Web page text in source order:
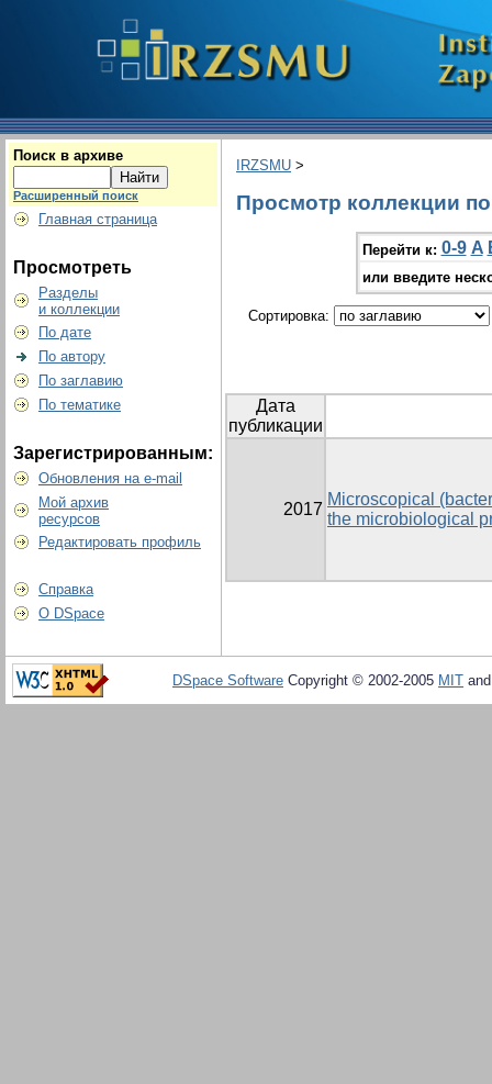
Поиск в архиве
Расширенный поиск
Главная страница
Просмотреть
Разделы
и коллекции
По дате
По автору
По заглавию
По тематике
Зарегистрированным:
Обновления на e-mail
Мой архив
ресурсов
Редактировать профиль
Справка
О DSpace
IRZSMU >
Просмотр коллекции
Перейти к: 0-9 A
или введите
Сортировка:
Дата
публикации
2017
Microscopical
the microbiological
DSpace Software Copyright © 2002-2005 MIT